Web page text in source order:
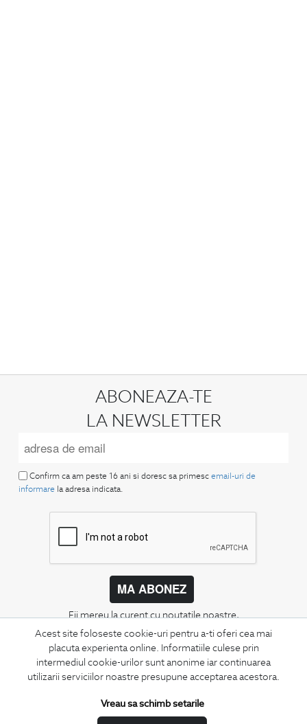
Acest site foloseste cookie-uri pentru a-ti oferi cea mai
placuta experienta online. Informatiile culese prin
intermediul cookie-urilor sunt anonime iar continuarea
utilizarii serviciilor noastre presupune acceptarea acestora.
Vreau sa schimb setarile
ABONEAZA-TE
LA NEWSLETTER
Confirm ca am peste 16 ani si doresc sa primesc email-uri de
informare la adresa indicata.
MA ABONEZ
Fii mereu la curent cu noutatile noastre,
oferte speciale si trenduri in moda masculina.
CONCIERGE
Termeni si conditii
Schimburi si retur
Securitatea datelor